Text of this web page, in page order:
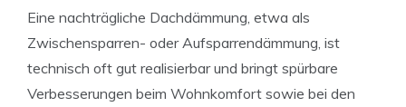
Eine nachträgliche Dachdämmung, etwa als
Zwischensparren- oder Aufsparrendämmung, ist
technisch oft gut realisierbar und bringt spürbare
Verbesserungen beim Wohnkomfort sowie bei den